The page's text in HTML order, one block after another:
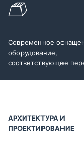
Современное
оборудование,
соответствующее
АРХИТЕКТУРА И
ПРОЕКТИРОВАНИЕ